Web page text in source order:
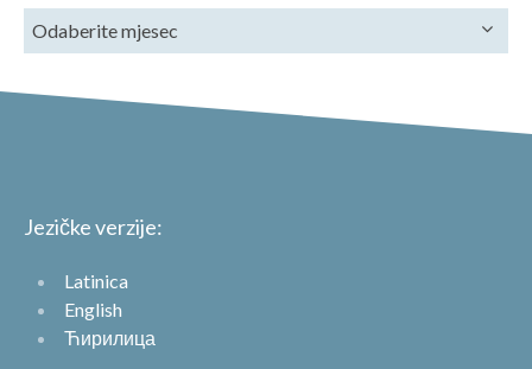
Jezičke verzije:
Latinica
English
Ћирилица